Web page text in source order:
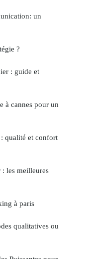
un
?
: guide et
à cannes pour un
qualité et confort
les meilleures
à paris
qualitatives ou